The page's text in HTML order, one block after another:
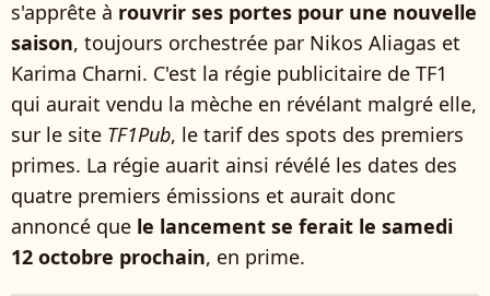
s'apprête à rouvrir ses portes pour une nouvelle
saison, toujours orchestrée par Nikos Aliagas et
Karima Charni. C'est la régie publicitaire de TF1
qui aurait vendu la mèche en révélant malgré elle,
sur le site TF1Pub, le tarif des spots des premiers
primes. La régie auarit ainsi révélé les dates des
quatre premiers émissions et aurait donc
annoncé que le lancement se ferait le samedi
12 octobre prochain, en prime.